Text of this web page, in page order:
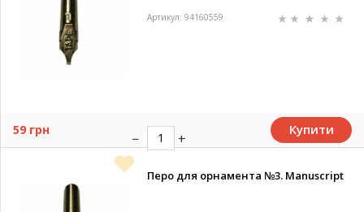
Артикул: 94160559
59 грн Купити
Перо для орнамента №3. Manuscript